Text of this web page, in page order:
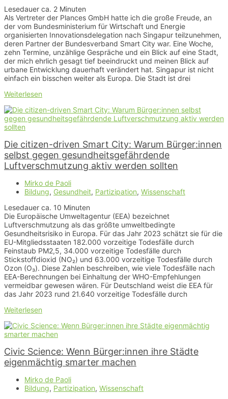
Lesedauer ca. 2 Minuten
Als Vertreter der Plances GmbH hatte ich die große Freude, an
der vom Bundesministerium für Wirtschaft und Energie
organisierten Innovationsdelegation nach Singapur teilzunehmen,
deren Partner der Bundesverband Smart City war. Eine Woche,
zehn Termine, unzählige Gespräche und ein Blick auf eine Stadt,
der mich ehrlich gesagt tief beeindruckt und meinen Blick auf
urbane Entwicklung dauerhaft verändert hat. Singapur ist nicht
einfach ein bisschen weiter als Europa. Die Stadt ist drei
Weiterlesen
Die citizen-driven Smart City: Warum Bürger:innen
selbst gegen gesundheitsgefährdende
Luftverschmutzung aktiv werden sollten
Mirko de Paoli
Bildung, Gesundheit, Partizipation, Wissenschaft
Lesedauer ca. 10 Minuten
Die Europäische Umweltagentur (EEA) bezeichnet
Luftverschmutzung als das größte umweltbedingte
Gesundheitsrisiko in Europa. Für das Jahr 2023 schätzt sie für die
EU-Mitgliedsstaaten 182.000 vorzeitige Todesfälle durch
Feinstaub PM2,5, 34.000 vorzeitige Todesfälle durch
Stickstoffdioxid (NO₂) und 63.000 vorzeitige Todesfälle durch
Ozon (O₃). Diese Zahlen beschreiben, wie viele Todesfälle nach
EEA-Berechnungen bei Einhaltung der WHO-Empfehlungen
vermeidbar gewesen wären. Für Deutschland weist die EEA für
das Jahr 2023 rund 21.640 vorzeitige Todesfälle durch
Weiterlesen
Civic Science: Wenn Bürger:innen ihre Städte
eigenmächtig smarter machen
Mirko de Paoli
Bildung, Partizipation, Wissenschaft